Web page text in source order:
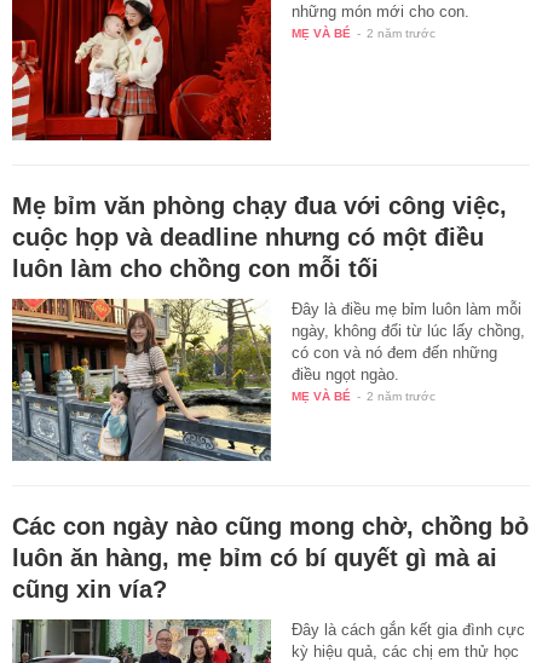
những món mới cho con.
MẸ VÀ BÉ - 2 năm trước
Mẹ bỉm văn phòng chạy đua với công việc,
cuộc họp và deadline nhưng có một điều
luôn làm cho chồng con mỗi tối
Đây là điều mẹ bỉm luôn làm mỗi
ngày, không đổi từ lúc lấy chồng,
có con và nó đem đến những
điều ngọt ngào.
MẸ VÀ BÉ - 2 năm trước
Các con ngày nào cũng mong chờ, chồng bỏ
luôn ăn hàng, mẹ bỉm có bí quyết gì mà ai
cũng xin vía?
Đây là cách gắn kết gia đình cực
kỳ hiệu quả, các chị em thử học